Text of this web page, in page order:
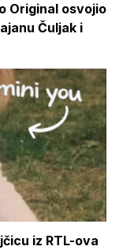
Original osvojio
Čuljak i
iz RTL-ova